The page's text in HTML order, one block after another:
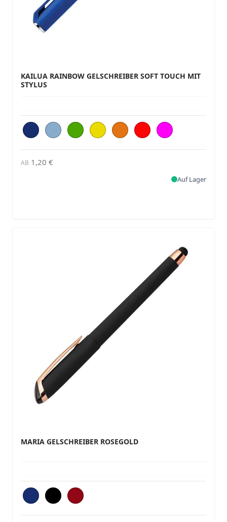
KAILUA RAINBOW GELSCHREIBER SOFT TOUCH MIT
STYLUS
AB 1,20 €
Auf Lager
MARIA GELSCHREIBER ROSEGOLD